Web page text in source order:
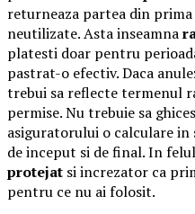
returneaza partea din
neutilizate. Asta inseamna
platesti doar pentru
pastrat-o efectiv. Daca
trebui sa reflecte termenul
permise. Nu trebuie sa
asiguratorului o calculare in
de inceput si de final. In
protejat si increzator ca
pentru ce nu ai folosit.